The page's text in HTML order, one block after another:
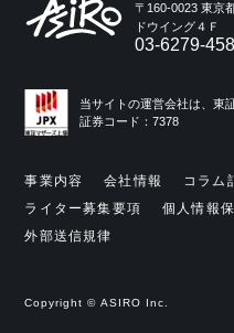
〒160-0023 東京
ドウイング４Ｆ
03-6279-
当サイトの運営会社は、東
証券コード：7378
事業内容 会社情報
コラム
ライター募集要項
個人情報
外部送信規律
Copyright © ASIRO Inc.